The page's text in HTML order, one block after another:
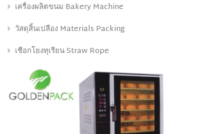
เครื่องผลิตขนม Bakery Machine
วัสดุสิ้นเปลือง Materials Packing
เชือกโยงทุเรียน Straw Rope